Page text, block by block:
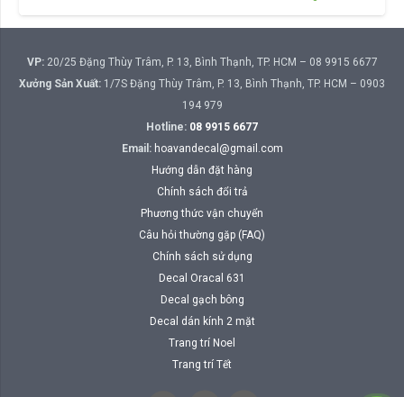
VP:20/25 Đặng Thùy Trâm, P. 13, Bình Thạnh, TP. HCM – 08 9915 6677
Xưởng Sản Xuất: 1/7S Đặng Thùy Trâm, P. 13, Bình Thạnh, TP. HCM – 0903
194 979
Hotline: 08 9915 6677
Email: hoavandecal@gmail.com
Hướng dẫn đặt hàng
Chính sách đổi trả
Phương thức vận chuyển
Câu hỏi thường gặp (FAQ)
Chính sách sử dụng
Decal Oracal 631
Decal gạch bông
Decal dán kính 2 mặt
Trang trí Noel
Trang trí Tết